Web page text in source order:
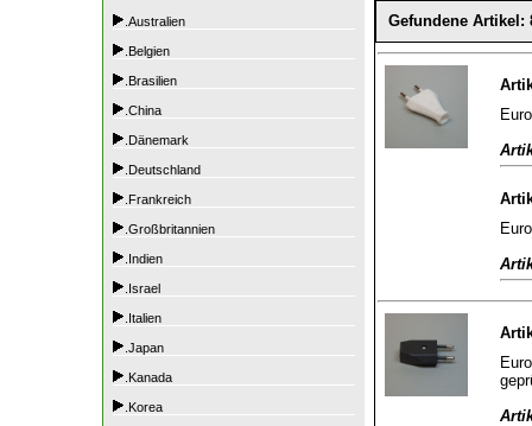
.Australien
.Belgien
.Brasilien
.China
.Dänemark
.Deutschland
.Frankreich
.Großbritannien
.Indien
.Israel
.Italien
.Japan
.Kanada
.Korea
Gefundene Artikel: